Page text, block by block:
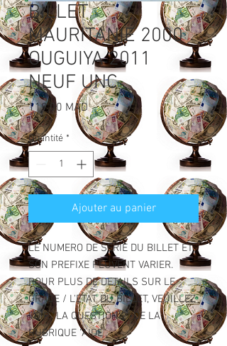
BILLET
MAURITANIE 2000
OUGUIYA 2011
NEUF UNC
119,00 MADPrix
Quantité *
Ajouter au panier
LE NUMERO DE SERIE DU BILLET ET
SON PREFIXE PEUVENT VARIER.
POUR PLUS DE DETAILS SUR LE
GRADE / L'ETAT DU BILLET, VEUILLEZ
VOIR "LA QUESTION 2" DE LA
RUBRIQUE "AIDE".